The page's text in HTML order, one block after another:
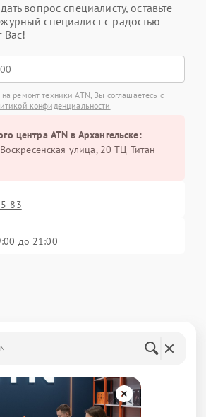
вопрос специалисту, оставьте
специалист с радостью
Вас!
ремонт техники ATN, Вы соглашаетесь с
конфиденциальности
центра ATN в Архангельске:
Воскресенская улица, 20 ТЦ Титан
83
до 21:00